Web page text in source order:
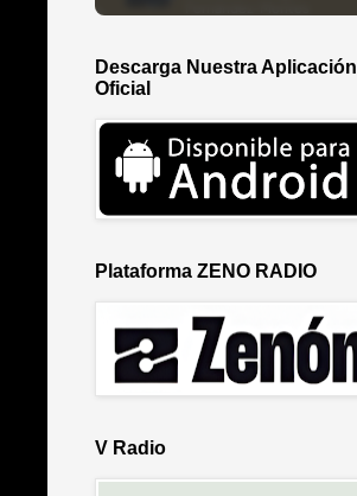
Descarga Nuestra Aplicación
Oficial
Plataforma ZENO RADIO
V Radio